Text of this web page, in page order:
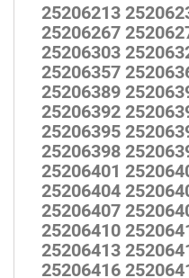
25206213
25206267
25206303
25206357
25206389
25206392
25206395
25206398
25206401
25206404
25206407
25206410
25206413
25206416